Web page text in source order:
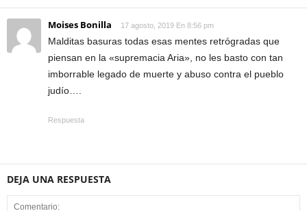
Moises Bonilla 17 agosto, 2019 En 8:56 pm
Malditas basuras todas esas mentes retrógradas que
piensan en la «supremacia Aria», no les basto con tan
imborrable legado de muerte y abuso contra el pueblo
judío….
Respuesta
DEJA UNA RESPUESTA